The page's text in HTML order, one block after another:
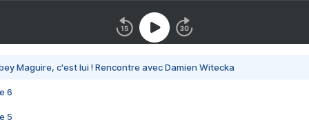
Maguire, c'est lui ! Rencontre avec Damien Witecka
6
5